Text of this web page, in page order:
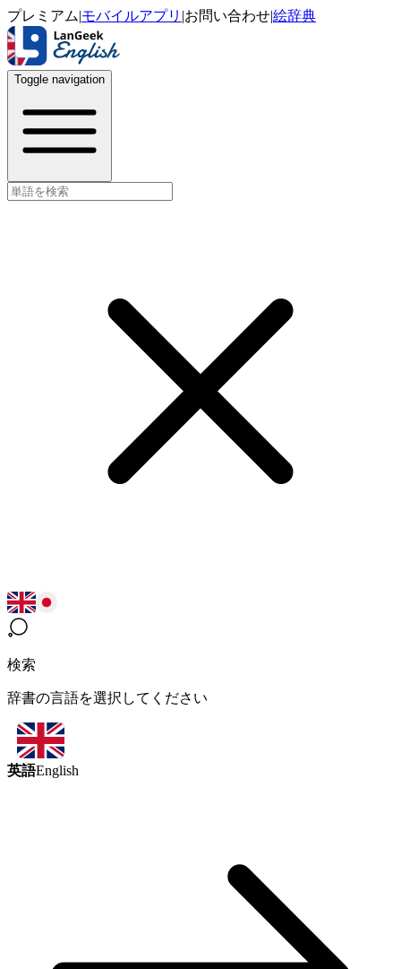
プレミアム|モバイルアプリ |お問い合わせ|絵辞典
Toggle navigation
検索
辞書の言語を選択してください
英語English